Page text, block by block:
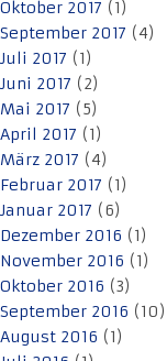
Oktober 2017 (1)
September 2017 (4)
Juli 2017 (1)
Juni 2017 (2)
Mai 2017 (5)
April 2017 (1)
März 2017 (4)
Februar 2017 (1)
Januar 2017 (6)
Dezember 2016 (1)
November 2016 (1)
Oktober 2016 (3)
September 2016 (10)
August 2016 (1)